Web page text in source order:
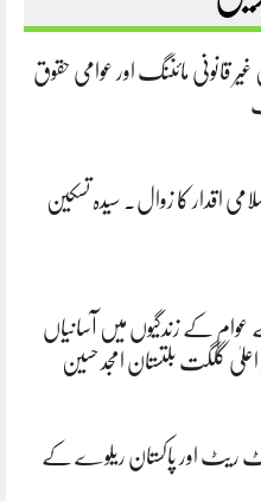
قانونی مائننگ اور عوامی حقوق
اقدار کا زوال. سیدہ تسکین
کے زندگیوں میں آسانیاں
اعلیٰ گلگت بلتستان امجد حسین
ریٹ اور پاکستان ریلوے کے